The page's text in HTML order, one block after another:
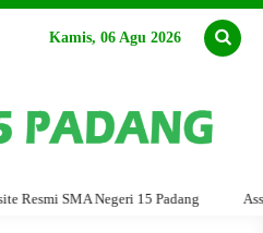
Kamis, 06 Agu 2026
SMA Negeri 15 Padang